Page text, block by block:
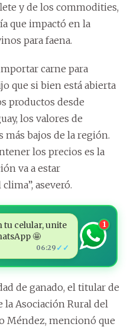
y de los commodities,
que impactó en la
para faena.
carne para
que si bien está abierta
productos desde
los valores de
más bajos de la región.
los precios es la
va a estar
aseveró.
tu celular, unite
🤩
06:29 ✓✓
1
de ganado, el titular de
la Asociación Rural del
Méndez, mencionó que